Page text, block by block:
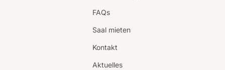
FAQs
Saal mieten
Kontakt
Aktuelles